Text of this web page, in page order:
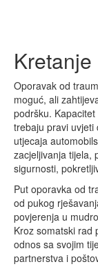
Oporavak od
moguć, ali
podršku.
trebaju pravi uvjeti
utjecaja
zacjeljivanja tijela,
sigurnosti,
Put oporavka od
od pukog
povjerenja u
Kroz somatski rad
odnos sa svojim
partnerstva i